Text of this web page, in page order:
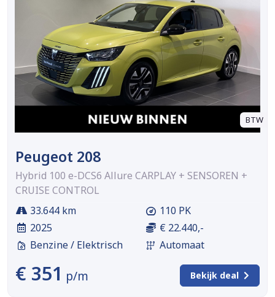
BTW
Peugeot 208
Hybrid 100 e-DCS6 Allure CARPLAY + SENSOREN +
CRUISE CONTROL
33.644 km
2025
Benzine / Elektrisch
110 PK
€ 22.440,-
Automaat
€ 351 p/m Bekijk deal